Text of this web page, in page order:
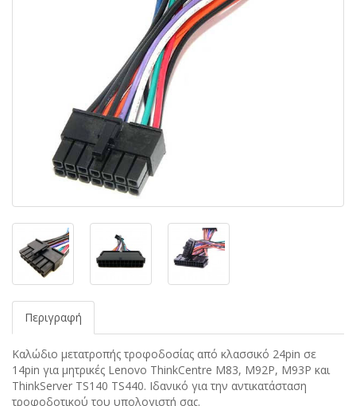
Περιγραφή
Καλώδιο μετατροπής τροφοδοσίας από κλασσικό 24pin σε
14pin για μητρικές Lenovo ThinkCentre M83, M92P, M93P και
ThinkServer TS140 TS440. Ιδανικό για την αντικατάσταση
τροφοδοτικού του υπολογιστή σας.